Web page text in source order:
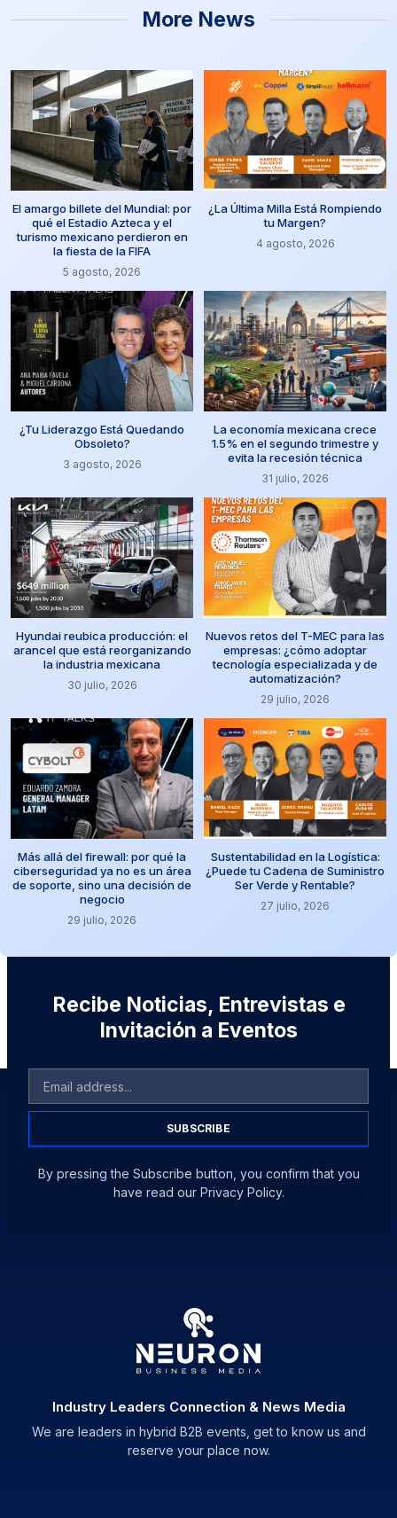
More News
El amargo billete del Mundial: por
qué el Estadio Azteca y el
turismo mexicano perdieron en
la fiesta de la FIFA
5 agosto, 2026
¿La Última Milla Está Rompiendo
tu Margen?
4 agosto, 2026
¿Tu Liderazgo Está Quedando
Obsoleto?
3 agosto, 2026
La economía mexicana crece
1.5% en el segundo trimestre y
evita la recesión técnica
31 julio, 2026
Hyundai reubica producción: el
arancel que está reorganizando
la industria mexicana
30 julio, 2026
Nuevos retos del T-MEC para las
empresas: ¿cómo adoptar
tecnología especializada y de
automatización?
29 julio, 2026
Más allá del firewall: por qué la
ciberseguridad ya no es un área
de soporte, sino una decisión de
negocio
29 julio, 2026
Sustentabilidad en la Logística:
¿Puede tu Cadena de Suministro
Ser Verde y Rentable?
27 julio, 2026
Recibe Noticias, Entrevistas e
Invitación a Eventos
SUBSCRIBE
By pressing the Subscribe button, you confirm that you
have read our Privacy Policy.
Industry Leaders Connection & News Media
We are leaders in hybrid B2B events, get to know us and
reserve your place now.